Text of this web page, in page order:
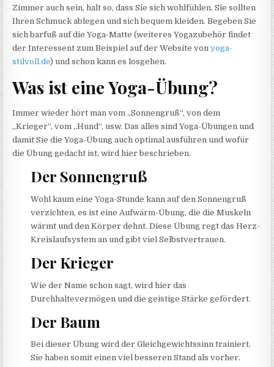
Zimmer auch sein, halt so, dass Sie sich wohlfühlen. Sie sollten
Ihren Schmuck ablegen und sich bequem kleiden. Begeben Sie
sich barfuß auf die Yoga-Matte (weiteres Yogazubehör findet
der Interessent zum Beispiel auf der Website vonyoga-
stilvoll.de) und schon kann es losgehen.
Was ist eine Yoga-Übung?
Immer wieder hört man vom „Sonnengruß“, von dem
„Krieger“, vom „Hund“, usw. Das alles sind Yoga-Übungen und
damit Sie die Yoga-Übung auch optimal ausführen und wofür
die Übung gedacht ist, wird hier beschrieben.
Der Sonnengruß
Wohl kaum eine Yoga-Stunde kann auf den Sonnengruß
verzichten, es ist eine Aufwärm-Übung, die die Muskeln
wärmt und den Körper dehnt. Diese Übung regt das Herz-
Kreislaufsystem an und gibt viel Selbstvertrauen.
Der Krieger
Wie der Name schon sagt, wird hier das
Durchhaltevermögen und die geistige Stärke gefördert.
Der Baum
Bei dieser Übung wird der Gleichgewichtssinn trainiert,
Sie haben somit einen viel besseren Stand als vorher.